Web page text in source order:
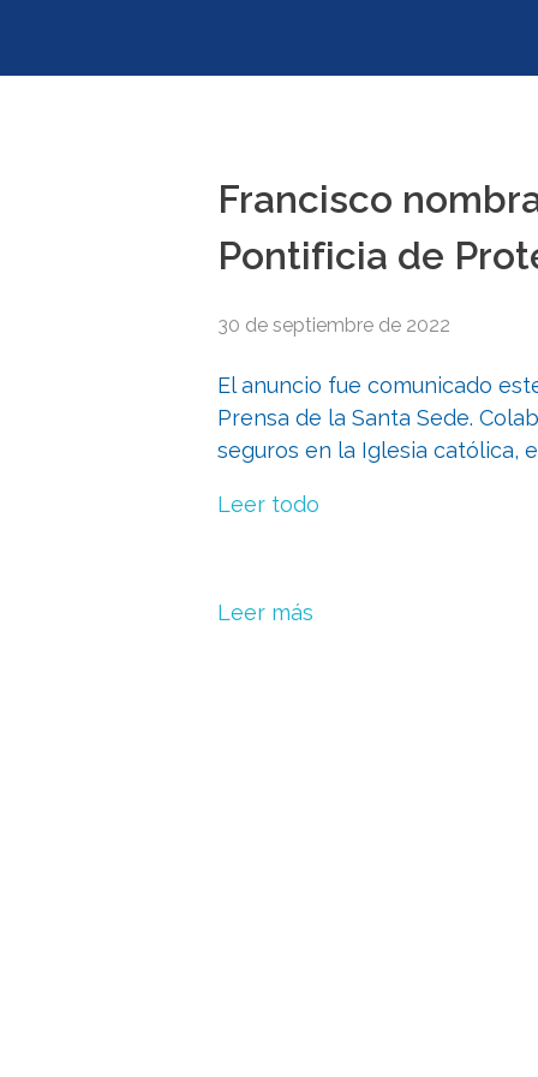
Francisco
Pontificia de
30 de septiembre de 2022
El anuncio fue comunicado
Prensa de la Santa Sede.
seguros en la Iglesia católica,
Leer todo
Leer más